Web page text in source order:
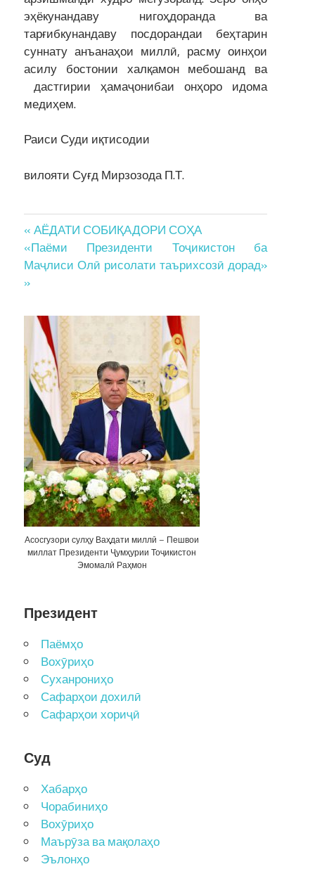
эҳёкунандаву нигоҳдоранда ва
тарғибкунандаву посдорандаи беҳтарин
суннату анъанаҳои миллӣ, расму оинҳои
асилу бостонии халқамон мебошанд ва
дастгирии ҳамаҷонибаи онҳоро идома
медиҳем.
Раиси Суди иқтисодии
вилояти Суғд Мирзозода П.Т.
Post
navigation
« АЁДАТИ СОБИҚАДОРИ СОҲА
«Паёми Президенти Тоҷикистон ба
Маҷлиси Олӣ рисолати таърихсозӣ дорад»
»
Асосгузори сулҳу Ваҳдати миллӣ – Пешвои
миллат Президенти Ҷумҳурии Тоҷикистон
Эмомалӣ Раҳмон
Президент
Паёмҳо
Вохӯриҳо
Суханрониҳо
Сафарҳои дохилӣ
Сафарҳои хориҷӣ
Суд
Хабарҳо
Чорабиниҳо
Вохӯриҳо
Маърӯза ва мақолаҳо
Эълонҳо